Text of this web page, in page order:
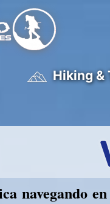
Hiking &
navegando